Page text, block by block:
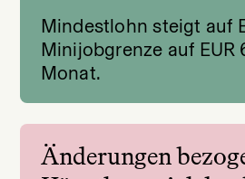
Mindestlohn steigt auf
Minijobgrenze auf EUR
Monat.
Änderungen